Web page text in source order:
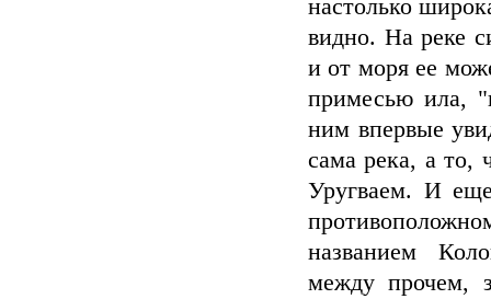
настолько
видно. На реке
и от моря ее
примесью ила,
ним впервые
сама река, а то,
Уругваем. И
названием
между прочем,